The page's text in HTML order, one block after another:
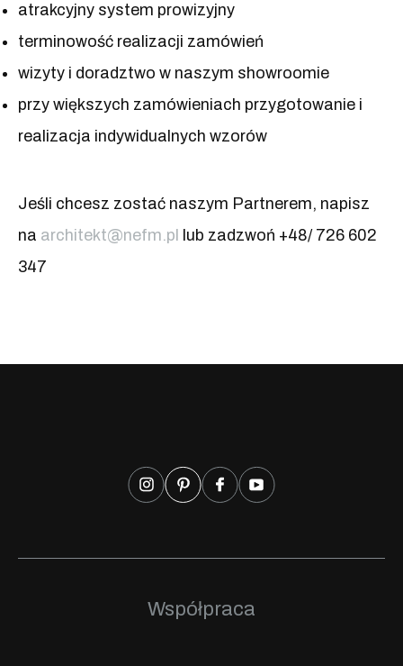
atrakcyjny system prowizyjny
terminowość realizacji zamówień
wizyty i doradztwo w naszym showroomie
przy większych zamówieniach przygotowanie i
realizacja indywidualnych wzorów
Jeśli chcesz zostać naszym Partnerem, napisz
na architekt@nefm.pl
lub zadzwoń +48/ 726 602
347
Współpraca